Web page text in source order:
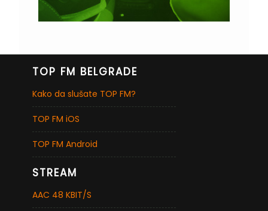
TOP FM BELGRADE
Kako da slušate TOP FM?
TOP FM iOS
TOP FM Android
STREAM
AAC 48 KBIT/S